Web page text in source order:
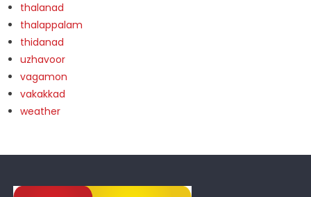
thalanad
thalappalam
thidanad
uzhavoor
vagamon
vakakkad
weather